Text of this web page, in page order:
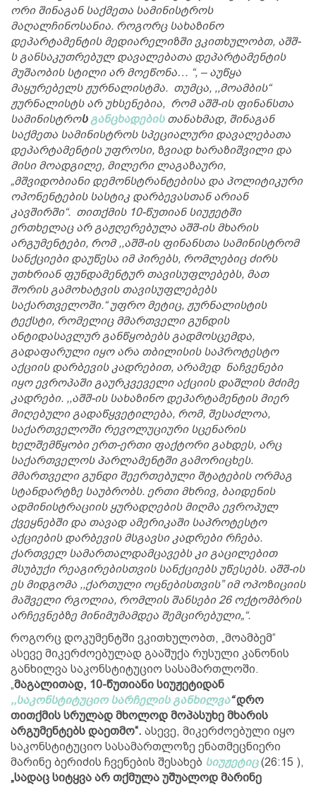
ორი შინაგან საქმეთა სამინისტროს
მაღალჩინოსანია. როგორც სახაზინო
დეპარტამენტის მედიარელიზში ვკითხულობთ, აშშ-
ს განსაკუთრებულ დავალებათა დეპარტამენტის
მუშაობის სტილი არ მოეწონა… “, – აუწყა
მაყურებელს ჟურნალისტმა. თუმცა, ,,მოამბის“
ჟურნალისტს არ უხსენებია, რომ აშშ-ის ფინანსთა
სამინისტროს განცხადებისთანახმად, შინაგან
საქმეთა სამინისტროს სპეციალური დავალებათა
დეპარტამენტის უფროსი, ზვიად ხარაზიშვილი და
მისი მოადგილე, მილერი ლაგაზაური,
„მშვიდობიანი დემონსტრანტებისა და პოლიტიკური
ოპონენტების სასტიკ დარბევასთან არიან
კავშირში“. თითქმის 10-წუთიან სიუჟეტში
ერთხელაც არ გაჟღერებულა აშშ-ის მხარის
არგუმენტები, რომ ,,აშშ-ის ფინანსთა სამინისტრომ
სანქციები დაუწესა იმ პირებს, რომლებიც ძირს
უთხრიან ფუნდამენტურ თავისუფლებებს, მათ
შორის გამოხატვის თავისუფლებებს
საქართველოში.“ უფრო მეტიც, ჟურნალისტის
ტექსტი, რომელიც მმართველი გუნდის
ანტიდასავლურ განწყობებს გადმოსცემდა,
გადაფარული იყო არა თბილისის საპროტესტო
აქციის დარბევის კადრებით, არამედ ნაჩვენები
იყო ევროპაში გაურკვეველი აქციის დაშლის მძიმე
კადრები. ,,აშშ-ის სახაზინო დეპარტამენტის მიერ
მიღებული გადაწყვეტილება, რომ, შესაძლოა,
საქართველოში რევოლუციური სცენარის
ხელშემწყობი ერთ-ერთი ფაქტორი გახდეს, არც
საქართველოს პარლამენტში გამორიცხეს.
მმართველი გუნდი შეერთებული შტატების ორმაგ
სტანდარტზე საუბრობს. ერთი მხრივ, ბაიდენის
ადმინისტრაციის ყურადღების მიღმა ევროპულ
ქვეყნებში და თავად ამერიკაში საპროტესტო
აქციების დარბევის მსგავსი კადრები რჩება.
ქართველ სამართალდამცავებს კი გაცილებით
მსუბუქი რეაგირებისთვის სანქციებს უწესებს. აშშ-ის
ეს მიდგომა ,,ქართული ოცნებისთვის” იმ ოპოზიციის
მაშველი რგოლია, რომლის შანსები 26 ოქტომბრის
არჩევნებზე მინიმუმამდეა შემცირებული„“.
როგორც დოკუმენტში ვკითხულობთ, „მოამბემ“
ასევე მიკერძოებულად გააშუქა რუსული კანონის
განხილვა საკონსტიტუციო სასამართლოში.
„მაგალითად, 10-წუთიანი სიუჟეტიდან
,,საკონსტიტუციო სარჩელის განხილვა“დრო
თითქმის სრულად მხოლოდ მოპასუხე მხარის
არგუმენტებს დაეთმო“. ასევე, მიკერძოებული იყო
საკონსტიტუციო სასამართლოზე ენათმეცნიერი
მარინე ბერიძის ჩვენების შესახებ სიუჟეტიც(26:15 ),
„სადაც სიტყვა არ თქმულა უშუალოდ მარინე